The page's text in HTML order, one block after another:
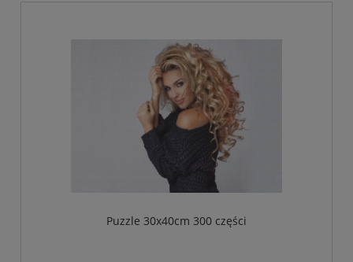
Puzzle 30x40cm 300 części